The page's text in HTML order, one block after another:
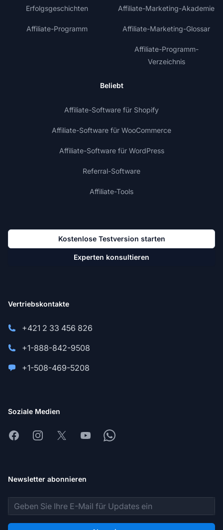
Erfolgsgeschichten
Affiliate-Programm
Affiliate-Marketing-Akademie
Affiliate-Marketing-Glossar
Affiliate-Programm-
Verzeichnis
Beliebt
Affiliate-Software für Shopify
Affiliate-Software für WooCommerce
Affiliate-Software für WordPress
Referral-Software
Affiliate-Tools
Kostenlose Testversion starten
Experten konsultieren
Vertriebskontakte
+421 2 33 456 826
+1-888-842-9508
+1-508-469-5208
Soziale Medien
FacebookInstagram
X YoutubeWhatsapp
Newsletter abonnieren
E-Mail-Adresse